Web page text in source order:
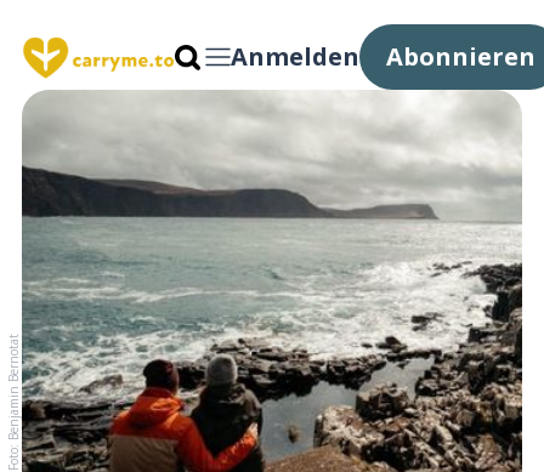
Anmelden Abonnieren
Foto: Benjamin Bernotat